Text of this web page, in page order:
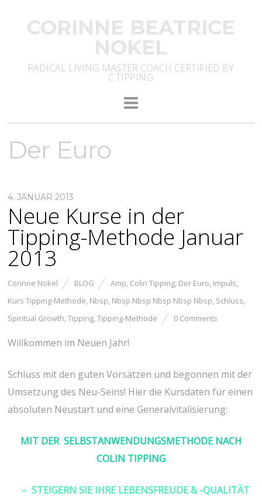
CORINNE BEATRICE
NOKEL
RADICAL LIVING MASTER COACH CERTIFIED BY
C.TIPPING
Der Euro
4. JANUAR 2013
Neue Kurse in der
Tipping-Methode Januar
2013
Corinne Nokel BLOG Amp, Colin Tipping, Der Euro, Impuls,
Kurs Tipping-Methode, Nbsp, Nbsp Nbsp Nbsp Nbsp Nbsp, Schluss,
Spiritual Growth,Tipping,Tipping-Methode 0 Comments
Willkommen im Neuen Jahr!
Schluss mit den guten Vorsätzen und begonnen mit der
Umsetzung des Neu-Seins! Hier die Kursdaten für einen
absoluten Neustart und eine Generalvitalisierung:
MIT DER SELBSTANWENDUNGSMETHODE NACH
COLIN TIPPING
– STEIGERN SIE IHRE LEBENSFREUDE & -QUALITÄT